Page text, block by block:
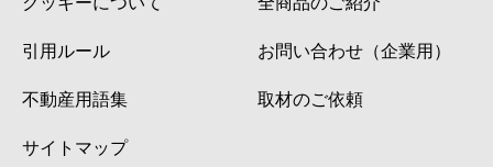
引用ルール
不動産用語集
サイトマップ
お問い合わせ（企業用）
取材のご依頼